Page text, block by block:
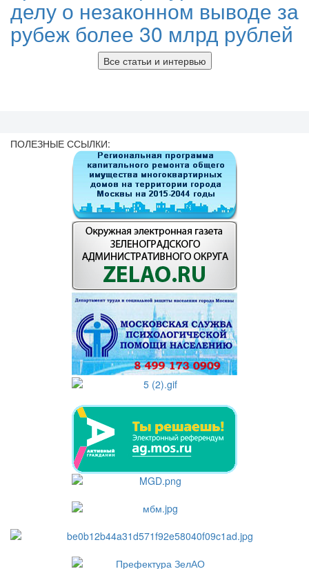
делу о незаконном выводе за
рубеж более 30 млрд рублей
Все статьи и интервью
ПОЛЕЗНЫЕ ССЫЛКИ: